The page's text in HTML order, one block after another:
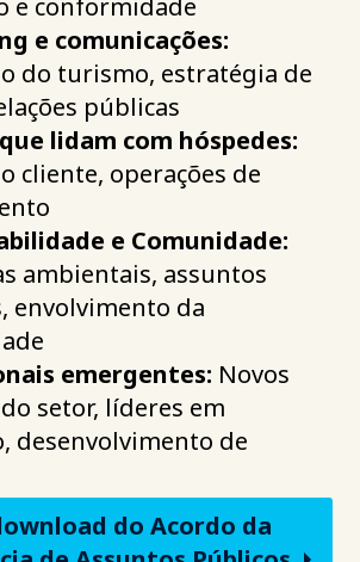
e conformidade
e comunicações:
do turismo, estratégia de
públicas
lidam com hóspedes:
cliente, operações de
e Comunidade:
ambientais, assuntos
envolvimento da
emergentes: Novos
setor, líderes em
desenvolvimento de
do Acordo da